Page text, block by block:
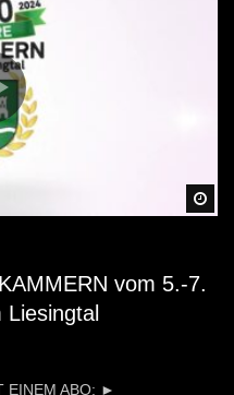
vom 5.-7.
EINEM ABO: ►